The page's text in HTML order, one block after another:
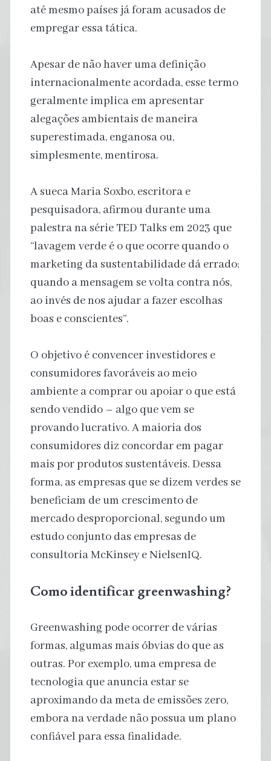
até mesmo países já foram acusados de
empregar essa tática.
Apesar de não haver uma definição
internacionalmente acordada, esse termo
geralmente implica em apresentar
alegações ambientais de maneira
superestimada, enganosa ou,
simplesmente, mentirosa.
A sueca Maria Soxbo, escritora e
pesquisadora, afirmou durante uma
palestra na série TED Talks em 2023 que
“lavagem verde é o que ocorre quando o
marketing da sustentabilidade dá errado;
quando a mensagem se volta contra nós,
ao invés de nos ajudar a fazer escolhas
boas e conscientes”.
O objetivo é convencer investidores e
consumidores favoráveis ao meio
ambiente a comprar ou apoiar o que está
sendo vendido – algo que vem se
provando lucrativo. A maioria dos
consumidores diz concordar em pagar
mais por produtos sustentáveis. Dessa
forma, as empresas que se dizem verdes se
beneficiam de um crescimento de
mercado desproporcional, segundo um
estudo conjunto das empresas de
consultoria McKinsey e NielsenIQ.
Como identificar greenwashing?
Greenwashing pode ocorrer de várias
formas, algumas mais óbvias do que as
outras. Por exemplo, uma empresa de
tecnologia que anuncia estar se
aproximando da meta de emissões zero,
embora na verdade não possua um plano
confiável para essa finalidade.